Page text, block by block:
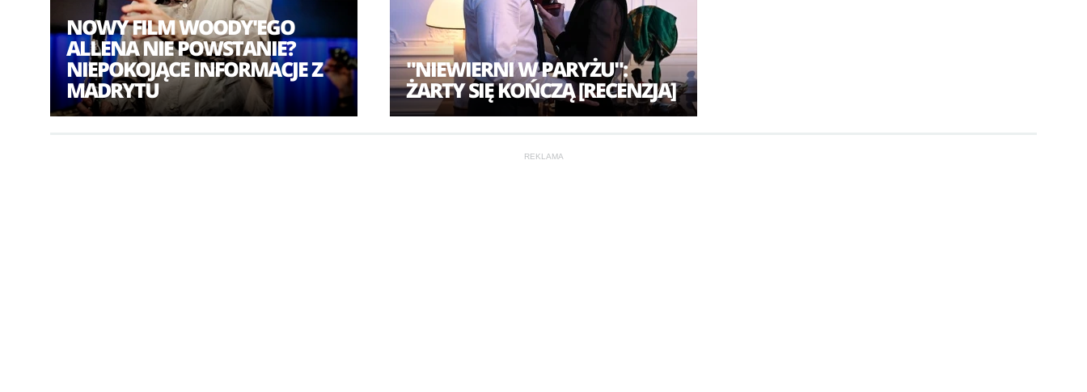
NOWY FILM WOODY'EGO
ALLENA NIE POWSTANIE?
NIEPOKOJĄCE INFORMACJE Z
MADRYTU
"NIEWIERNI W PARYŻU":
ŻARTY SIĘ KOŃCZĄ [RECENZJA]
REKLAMA